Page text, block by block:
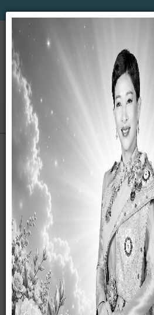
ชื่อ
ประกาศ เรื่อง เผยแพร่ข้อมูลสาระสำคัญของ
สัญญา ประจำเดือน ตุลาคม พ.ศ. 2565
สรุปผลการจัดซื้อจัดจ้างในรอบเดือน มีนาคม
พ.ศ. 2565
สรุปผลการจัดซื้อจัดจ้างในรอบเดือน